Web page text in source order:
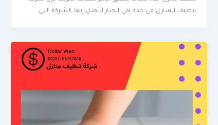
تنظيف المنازل في جدة هي الخيار الأمثل إنها الشركة التي